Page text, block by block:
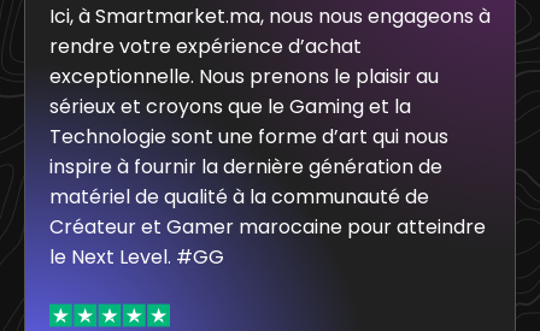
Ici, à Smartmarket.ma, nous nous engageons à
rendre votre expérience d’achat
exceptionnelle. Nous prenons le plaisir au
sérieux et croyons que le Gaming et la
Technologie sont une forme d’art qui nous
inspire à fournir la dernière génération de
matériel de qualité à la communauté de
Créateur et Gamer marocaine pour atteindre
le Next Level. #GG